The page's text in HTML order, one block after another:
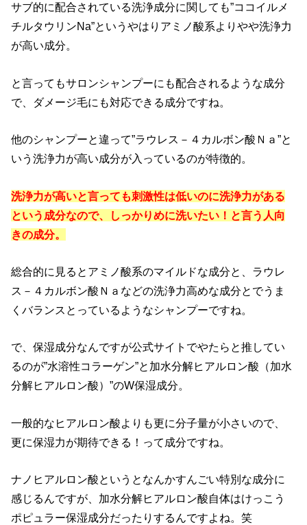
サブ的に配合されている洗浄成分に関しても”ココイルメ
チルタウリンNa”というやはりアミノ酸系よりやや洗浄力
が高い成分。
と言ってもサロンシャンプーにも配合されるような成分
で、ダメージ毛にも対応できる成分ですね。
他のシャンプーと違って”ラウレス－４カルボン酸Ｎａ”と
いう洗浄力が高い成分が入っているのが特徴的。
洗浄力が高いと言っても刺激性は低いのに洗浄力がある
という成分なので、しっかりめに洗いたい！と言う人向
きの成分。
総合的に見るとアミノ酸系のマイルドな成分と、ラウレ
ス－４カルボン酸Ｎａなどの洗浄力高めな成分とでうま
くバランスとっているようなシャンプーですね。
で、保湿成分なんですが公式サイトでやたらと推してい
るのが”水溶性コラーゲン”と加水分解ヒアルロン酸（加水
分解ヒアルロン酸）”のW保湿成分。
一般的なヒアルロン酸よりも更に分子量が小さいので、
更に保湿力が期待できる！って成分ですね。
ナノヒアルロン酸というとなんかすんごい特別な成分に
感じるんですが、加水分解ヒアルロン酸自体はけっこう
ポピュラー保湿成分だったりするんですよね。笑